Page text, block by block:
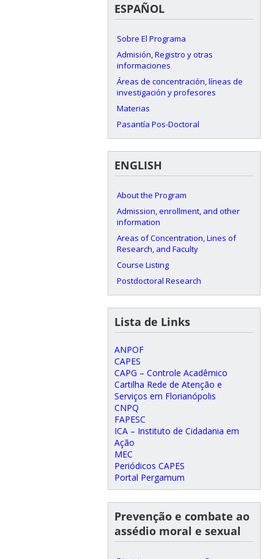
ESPAÑOL
Sobre El Programa
Admisión, Registro y otras
informaciones
Áreas de concentración, líneas de
investigación y profesores
Materias
Pasantía Pos-Doctoral
ENGLISH
About the Program
Admission, enrollment, and other
information
Areas of Concentration, Lines of
Research, and Faculty
Course Listing
Postdoctoral Research
Lista de Links
ANPOF
CAPES
CAPG – Controle Acadêmico
Cartilha Rede de Atenção e
Serviços em Florianópolis
CNPQ
FAPESC
ICA – Instituto de Cidadania em
Ação
MEC
Periódicos CAPES
Portal Pergamum
Prevenção e combate ao
assédio moral e sexual